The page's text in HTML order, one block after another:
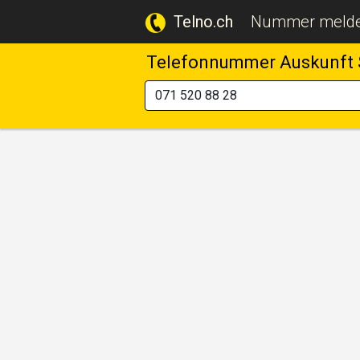
Telno.ch Nummer
Telefonnummer Auskunft